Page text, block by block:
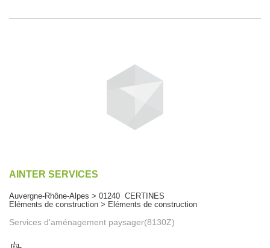
AINTER SERVICES
Auvergne-Rhône-Alpes > 01240 CERTINES
Eléments de construction > Eléments de construction
Services d'aménagement paysager(8130Z)